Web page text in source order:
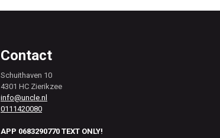
Contact
Schuithaven 10
4301 HC Zierikzee
info@uncle.nl
0111420080
APP 0683290770 TEXT ONLY!